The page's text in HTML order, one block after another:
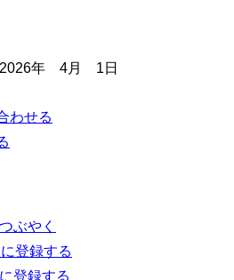
2026年 4月 1日
わせる
ぶやく
登録する
登録する